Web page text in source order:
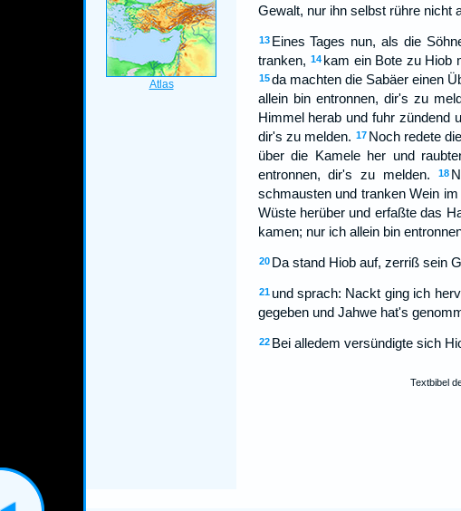
Gewalt, nur ihn selbst rühre nicht
13 Eines Tages nun, als die
tranken, 14 kam ein Bote zu Hiob
15 da machten die Sabäer einen
allein bin entronnen, dir's zu
Himmel herab und fuhr zündend
dir's zu melden. 17 Noch redete
über die Kamele her und
entronnen, dir's zu melden.
18
schmausten und tranken Wein
Wüste herüber und erfaßte das
kamen; nur ich allein bin
20 Da stand Hiob auf, zerriß sein
21 und sprach: Nackt ging ich
gegeben und Jahwe hat's
22 Bei alledem versündigte sich
Textbibel